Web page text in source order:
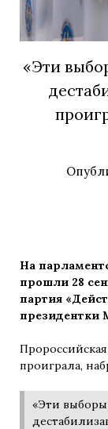
«Эти
На
прошли 28
партия
президентки
проиграла,
«Эти выборы